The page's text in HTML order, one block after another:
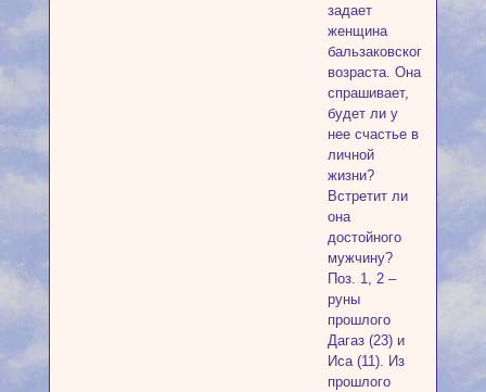
задает
женщина
бальзаковского
возраста. Она
спрашивает,
будет ли у
нее счастье в
личной
жизни?
Встретит ли
она
достойного
мужчину?
Поз. 1, 2 –
руны
прошлого
Дагаз (23) и
Иса (11). Из
прошлого